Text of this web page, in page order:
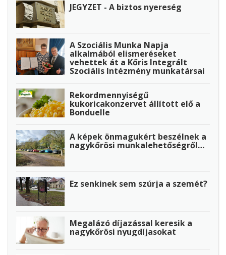
JEGYZET - A biztos nyereség
A Szociális Munka Napja
alkalmából elismeréseket
vehettek át a Kőris Integrált
Szociális Intézmény munkatársai
Rekordmennyiségű
kukoricakonzervet állított elő a
Bonduelle
A képek önmagukért beszélnek a
nagykőrösi munkalehetőségről…
Ez senkinek sem szúrja a szemét?
Megalázó díjazással keresik a
nagykőrösi nyugdíjasokat